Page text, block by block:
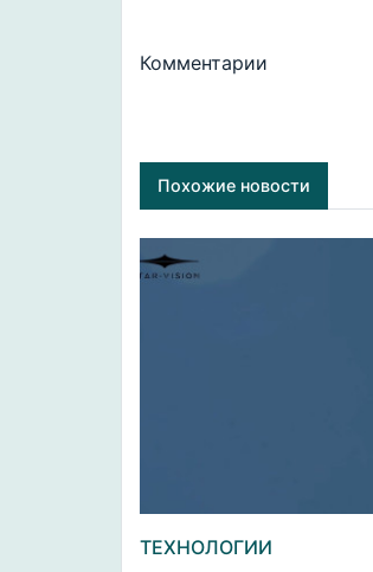
Комментарии
Похожие новости
ТЕХНОЛОГИИ